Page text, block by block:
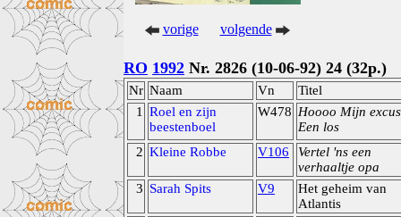
vorige volgende
RO 1992 Nr. 2826 (10-06-92) 24 (32p.)
Nr Naam Vn
Titel
1
Roel en zijn
beestenboel
W478 Hoooo Mijn
Een los
2 Kleine Robbe V106
Vertel 'ns een
verhaaltje opa
3 Sarah Spits V9
Het geheim van
Atlantis